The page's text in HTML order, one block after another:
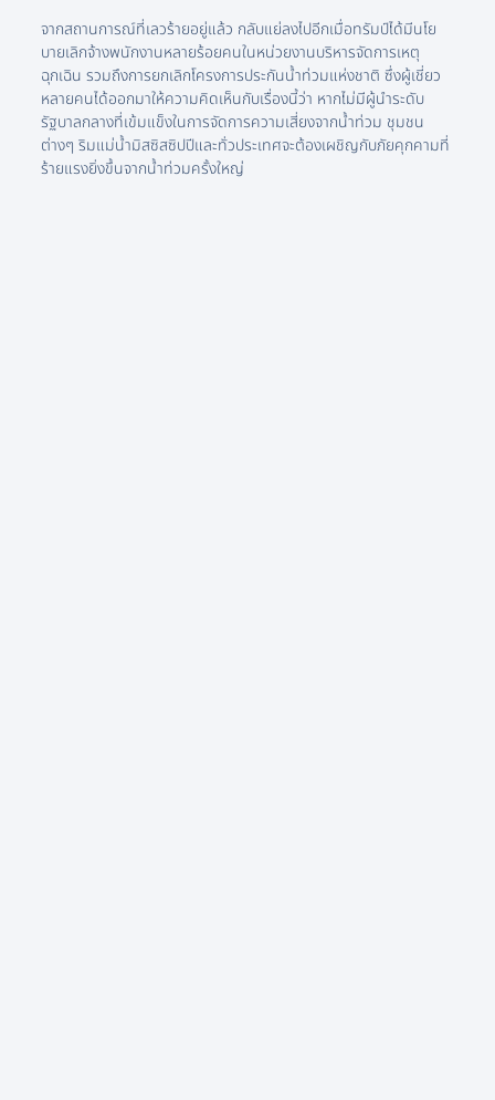
จากสถานการณ์ที่เลวร้ายอยู่แล้ว กลับแย่ลงไปอีกเมื่อทรัมป์ได้มีนโย
บายเลิกจ้างพนักงานหลายร้อยคนในหน่วยงานบริหารจัดการเหตุ
ฉุกเฉิน รวมถึงการยกเลิกโครงการประกันน้ำท่วมแห่งชาติ ซึ่งผู้เชี่ยว
หลายคนได้ออกมาให้ความคิดเห็นกับเรื่องนี้ว่า หากไม่มีผู้นำระดับ
รัฐบาลกลางที่เข้มแข็งในการจัดการความเสี่ยงจากน้ำท่วม ชุมชน
ต่างๆ ริมแม่น้ำมิสซิสซิปปีและทั่วประเทศจะต้องเผชิญกับภัยคุกคามที่
ร้ายแรงยิ่งขึ้นจากน้ำท่วมครั้งใหญ่